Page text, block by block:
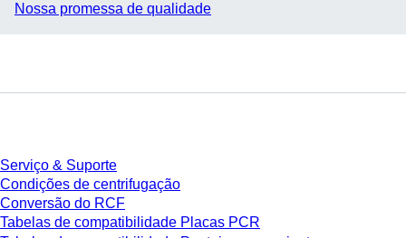
Nossa promessa de qualidade
Serviço & Suporte
Condições de centrifugação
Conversão do RCF
Tabelas de compatibilidade Placas PCR